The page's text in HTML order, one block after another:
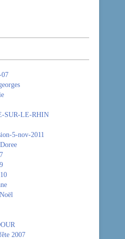
SUR-LE-RHIN
5-nov-2011
2007